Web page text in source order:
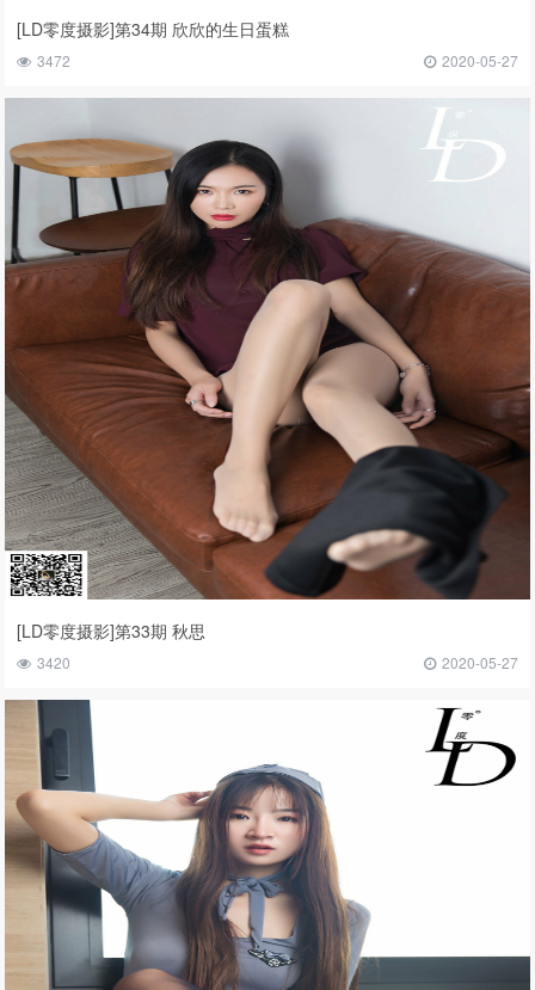
[LD零度摄影]第34期 欣欣的生日蛋糕
3472 2020-05-27
[LD零度摄影]第33期 秋思
3420 2020-05-27